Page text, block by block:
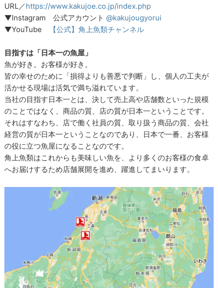
URL／https://www.kakujoe.co.jp/index.php
▼Instagram 公式アカウント@kakujougyorui
▼YouTube
【公式】角上魚類チャンネル
目指すは「日本一の魚屋」
魚が好き。お客様が好き。
皆の幸せのために「損得よりも善悪で判断」し、個人の工夫が
活かせる現場は活気で満ち溢れています。
当社の目指す日本一とは、決して売上高や店舗数といった規模
のことではなく、商品の質、店の質が日本一ということです。
それはすなわち、店で働く社員の質、取り扱う商品の質、会社
経営の質が日本一ということなのであり、日本で一番、お客様
の役に立つ魚屋になることなのです。
角上魚類はこれからも美味しい魚を、より多くのお客様の食卓
へお届けするため店舗展開を進め、躍進してまいります。